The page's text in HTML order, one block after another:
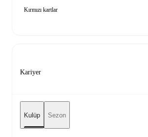
Kırmızı kartlar
Kariyer
Kulüp Sezon